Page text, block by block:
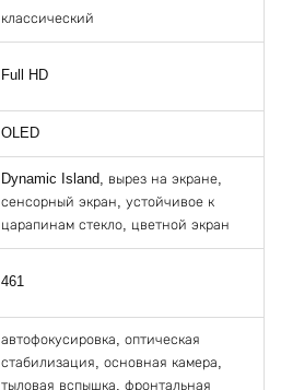
классический
Full HD
OLED
Dynamic Island, вырез на экране,
сенсорный экран, устойчивое к
царапинам стекло, цветной экран
461
автофокусировка, оптическая
стабилизация, основная камера,
тыловая вспышка, фронтальная